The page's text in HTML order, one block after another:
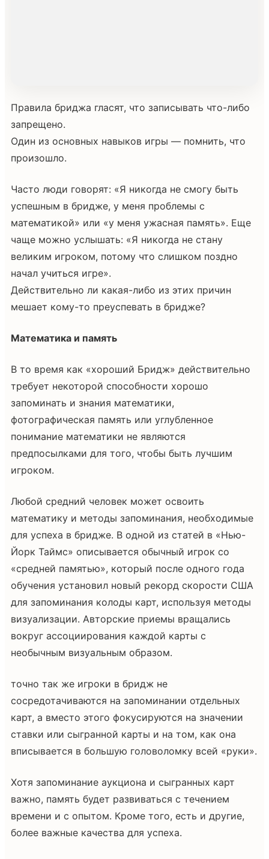
Правила бриджа гласят, что записывать что-либо
запрещено.
Один из основных навыков игры — помнить, что
произошло.
Часто люди говорят: «Я никогда не смогу быть
успешным в бридже, у меня проблемы с
математикой» или «у меня ужасная память». Еще
чаще можно услышать: «Я никогда не стану
великим игроком, потому что слишком поздно
начал учиться игре».
Действительно ли какая-либо из этих причин
мешает кому-то преуспевать в бридже?
Математика и память
В то время как «хороший Бридж» действительно
требует некоторой способности хорошо
запоминать и знания математики,
фотографическая память или углубленное
понимание математики не являются
предпосылками для того, чтобы быть лучшим
игроком.
Любой средний человек может освоить
математику и методы запоминания, необходимые
для успеха в бридже. В одной из статей в «Нью-
Йорк Таймс» описывается обычный игрок со
«средней памятью», который после одного года
обучения установил новый рекорд скорости США
для запоминания колоды карт, используя методы
визуализации. Авторские приемы вращались
вокруг ассоциирования каждой карты с
необычным визуальным образом.
точно так же игроки в бридж не
сосредотачиваются на запоминании отдельных
карт, а вместо этого фокусируются на значении
ставки или сыгранной карты и на том, как она
вписывается в большую головоломку всей «руки».
Хотя запоминание аукциона и сыгранных карт
важно, память будет развиваться с течением
времени и с опытом. Кроме того, есть и другие,
более важные качества для успеха.